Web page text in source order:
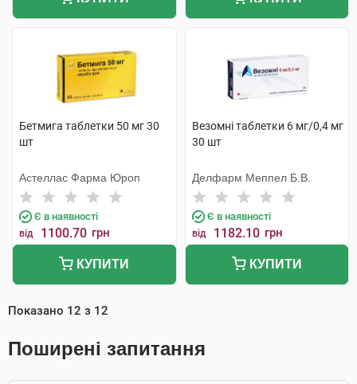
Бетмига таблетки 50 мг 30
шт
Астеллас Фарма Юроп
Є в наявності
від 1100.70 грн
КУПИТИ
Везомні таблетки 6 мг/0,4 мг
30 шт
Делфарм Меппел Б.В.
Є в наявності
від 1182.10 грн
КУПИТИ
Показано 12 з 12
Поширені запитання